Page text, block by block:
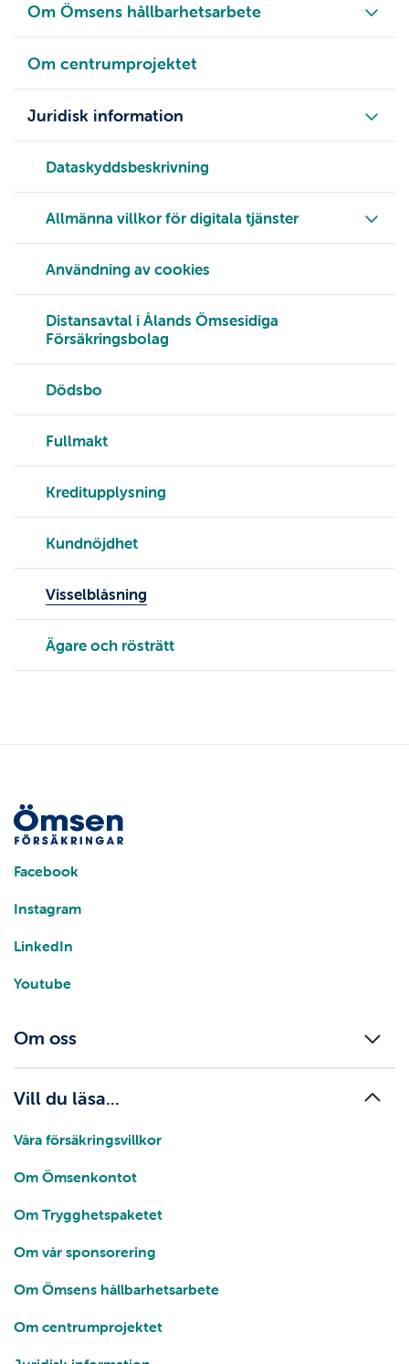
Om Ömsens hållbarhetsarbete
Om centrumprojektet
Juridisk information
Dataskyddsbeskrivning
Allmänna villkor för digitala tjänster
Användning av cookies
Distansavtal i Ålands Ömsesidiga
Försäkringsbolag
Dödsbo
Fullmakt
Kreditupplysning
Kundnöjdhet
Visselblåsning
Ägare och rösträtt
Facebook
Instagram
LinkedIn
Youtube
Om oss
Vill du läsa...
Våra försäkringsvillkor
Om Ömsenkontot
Om Trygghetspaketet
Om vår sponsorering
Om Ömsens hållbarhetsarbete
Om centrumprojektet